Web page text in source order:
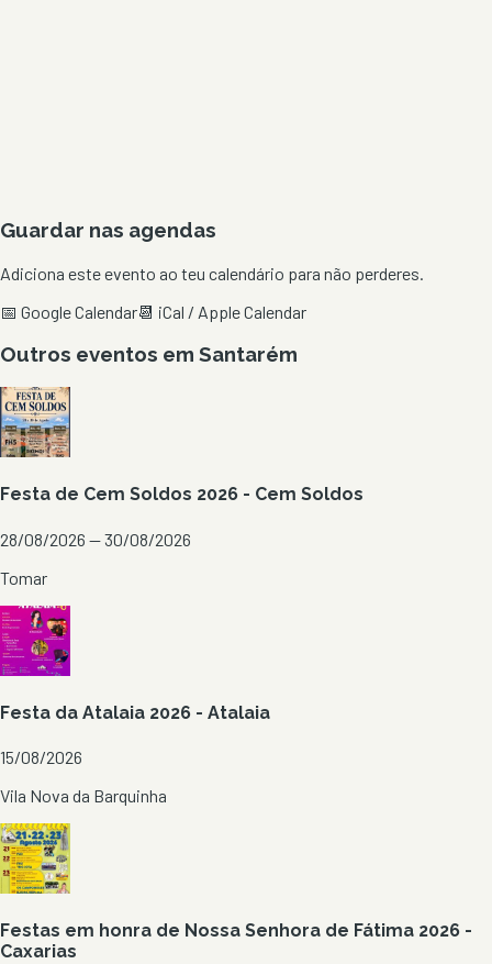
Guardar nas agendas
Adiciona este evento ao teu calendário para não perderes.
📅 Google Calendar📆 iCal / Apple Calendar
Outros eventos em Santarém
Festa de Cem Soldos 2026 - Cem Soldos
28/08/2026 — 30/08/2026
Tomar
Festa da Atalaia 2026 - Atalaia
15/08/2026
Vila Nova da Barquinha
Festas em honra de Nossa Senhora de Fátima 2026 -
Caxarias